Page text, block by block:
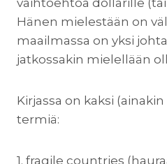
Hänen mielestään on
maailmassa on yksi
jatkossakin mielellään
Kirjassa on kaksi
termiä:
1. fragile countries